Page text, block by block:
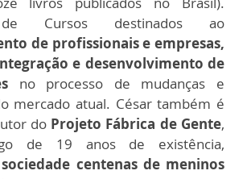
de Cursos destinados ao
de profissionais e empresas,
e desenvolvimento de
no processo de mudanças e
mercado atual. César também é
doProjeto Fábrica de Gente,
de 19 anos de existência,
centenas de meninos